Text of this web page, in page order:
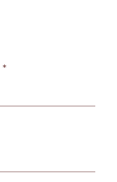
*